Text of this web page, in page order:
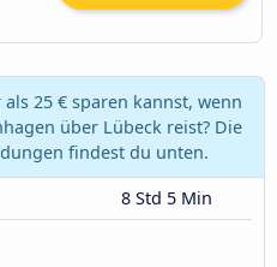
25 € sparen kannst, wenn
über Lübeck reist? Die
findest du unten.
8 Std 5 Min